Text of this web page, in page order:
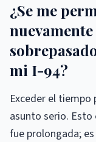
¿Se me
nuevamente
mi I-94?
Exceder el tiempo
asunto serio.
fue prolongada;